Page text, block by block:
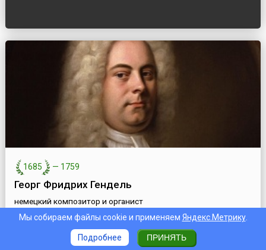
1685 — 1759
Георг Фридрих Гендель
немецкий композитор и органист
Мы собираем файлы cookie и применяем Яндекс.Метрику.
Подробнее ПРИНЯТЬ